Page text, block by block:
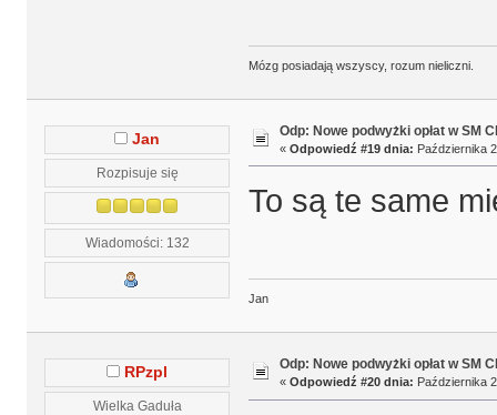
Mózg posiadają wszyscy, rozum nieliczni.
Jan
Rozpisuje się
Wiadomości: 132
Odp: Nowe podwyżki opłat w SM
« Odpowiedź #19 dnia: Października
To są te same
Jan
RPzpl
Wielka Gaduła
Odp: Nowe podwyżki opłat w SM
« Odpowiedź #20 dnia: Października